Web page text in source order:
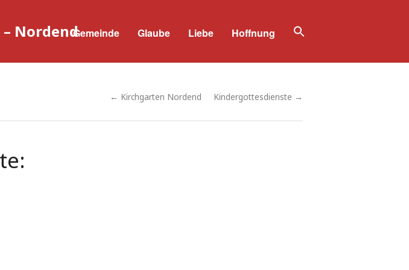
NordendGemeinde Glaube Liebe Hoffnung
← Kirchgarten Nordend Kindergottesdienste →